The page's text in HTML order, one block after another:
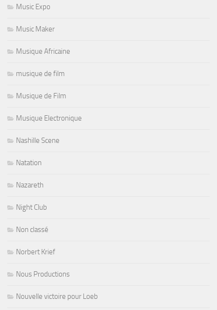
Music Expo
Music Maker
Musique Africaine
musique de film
Musique de Film
Musique Electronique
Nashille Scene
Natation
Nazareth
Night Club
Non classé
Norbert Krief
Nous Productions
Nouvelle victoire pour Loeb